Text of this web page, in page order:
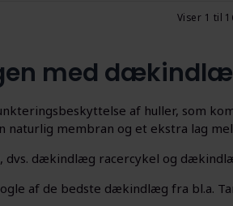
Viser 1 til
med
af huller, som
naturlig membran og et ekstra lag
dækindlæg racercykel og
af de bedste dækindlæg fra bl.a.